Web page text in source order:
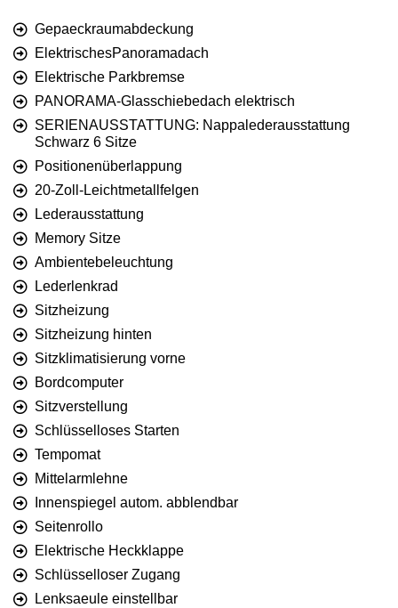
Gepaeckraumabdeckung
ElektrischesPanoramadach
Elektrische Parkbremse
PANORAMA-Glasschiebedach elektrisch
SERIENAUSSTATTUNG: Nappalederausstattung
Schwarz 6 Sitze
Positionenüberlappung
20-Zoll-Leichtmetallfelgen
Lederausstattung
Memory Sitze
Ambientebeleuchtung
Lederlenkrad
Sitzheizung
Sitzheizung hinten
Sitzklimatisierung vorne
Bordcomputer
Sitzverstellung
Schlüsselloses Starten
Tempomat
Mittelarmlehne
Innenspiegel autom. abblendbar
Seitenrollo
Elektrische Heckklappe
Schlüsselloser Zugang
Lenksaeule einstellbar